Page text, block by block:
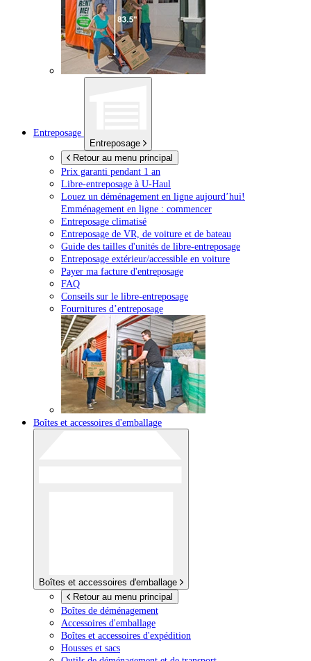
Entreposage
Entreposage
Retour au menu principal
Prix garanti pendant 1 an
Libre-entreposage à U-Haul
Louez un déménagement en ligne aujourd’hui!
Emménagement en ligne : commencer
Entreposage climatisé
Entreposage de VR, de voiture et de bateau
Guide des tailles d'unités de libre-entreposage
Entreposage extérieur/accessible en voiture
Payer ma facture d'entreposage
FAQ
Conseils sur le libre-entreposage
Fournitures d’entreposage
Boîtes et accessoires d'emballage
Boîtes et accessoires d'emballage
Retour au menu principal
Boîtes de déménagement
Accessoires d'emballage
Boîtes et accessoires d'expédition
Housses et sacs